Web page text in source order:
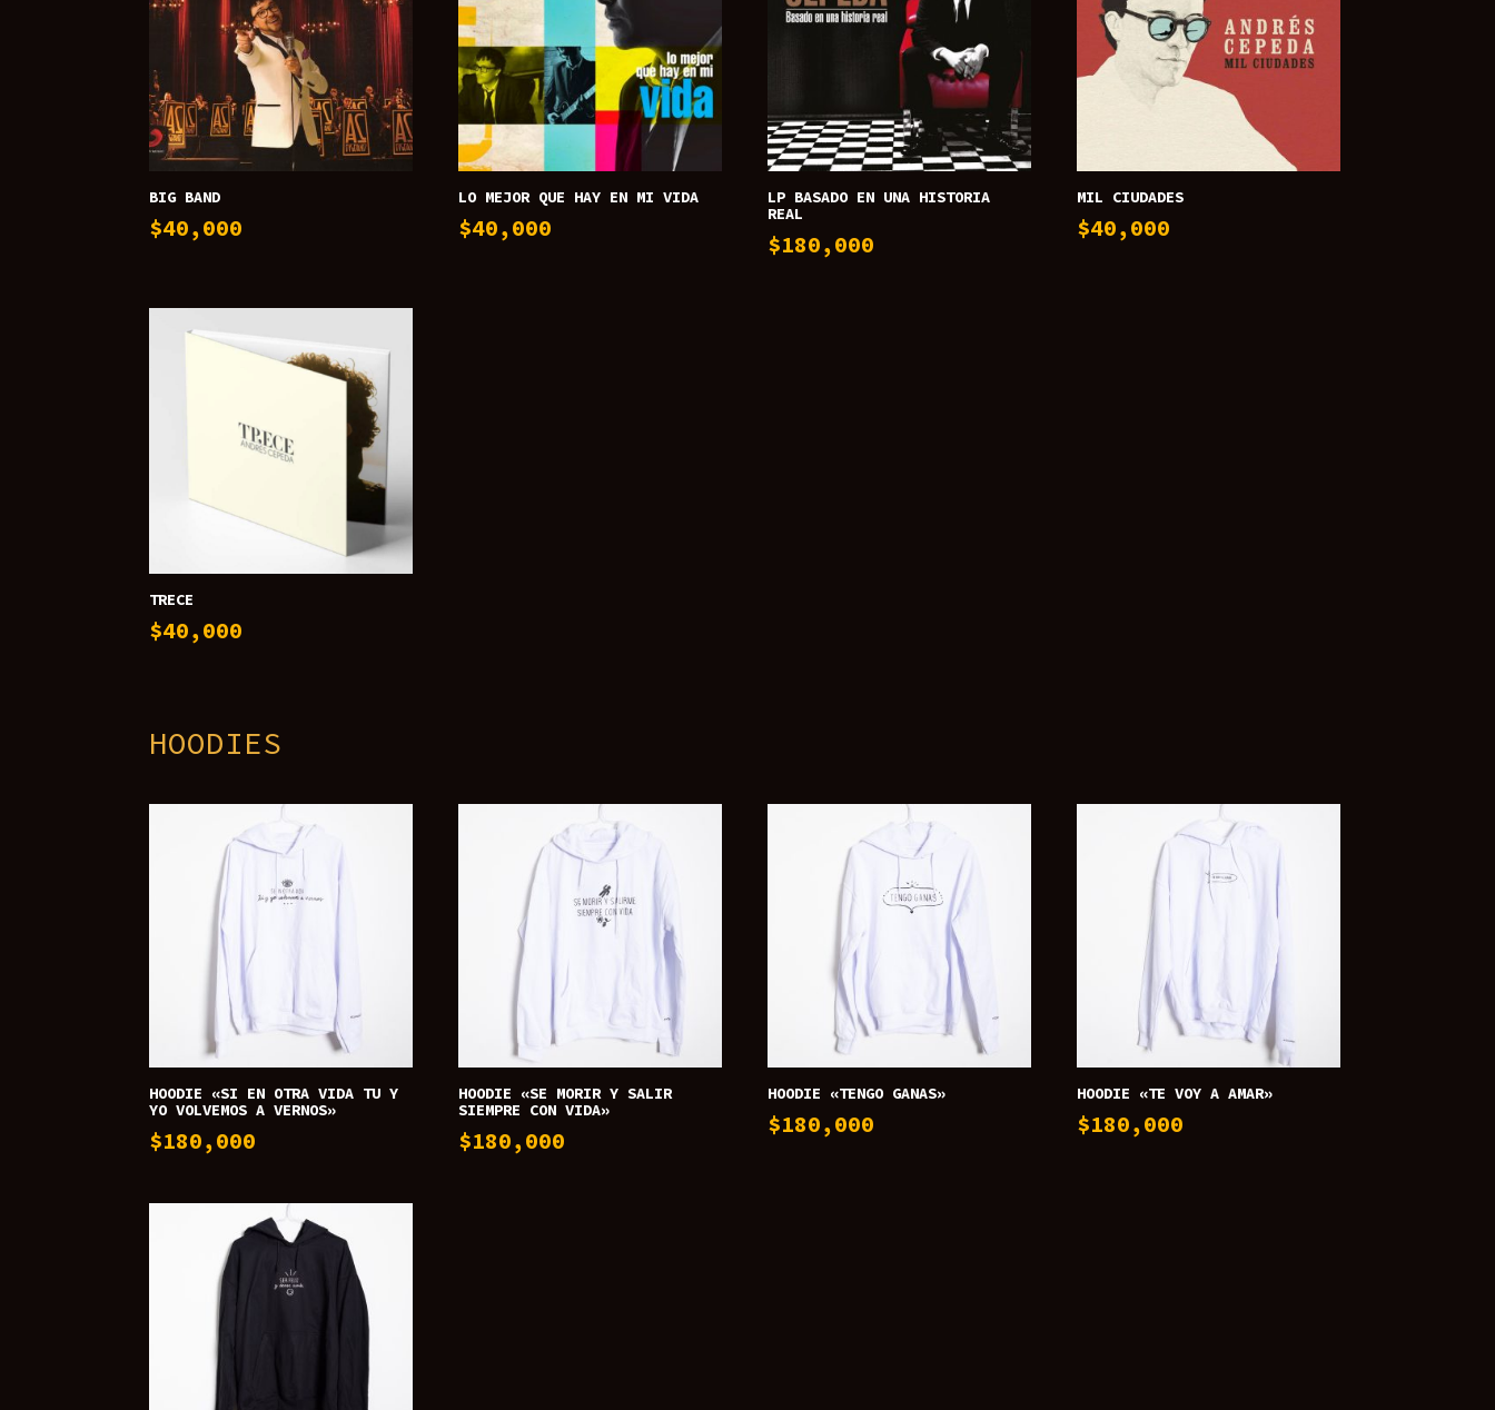
BIG BAND
$40,000
LO MEJOR QUE HAY EN MI VIDA
$40,000
LP BASADO EN UNA HISTORIA
REAL
$180,000
MIL CIUDADES
$40,000
TRECE
$40,000
HOODIES
HOODIE «SI EN OTRA VIDA TU Y
YO VOLVEMOS A VERNOS»
$180,000
HOODIE «SE MORIR Y SALIR
SIEMPRE CON VIDA»
$180,000
HOODIE «TENGO GANAS»
$180,000
HOODIE «TE VOY A AMAR»
$180,000